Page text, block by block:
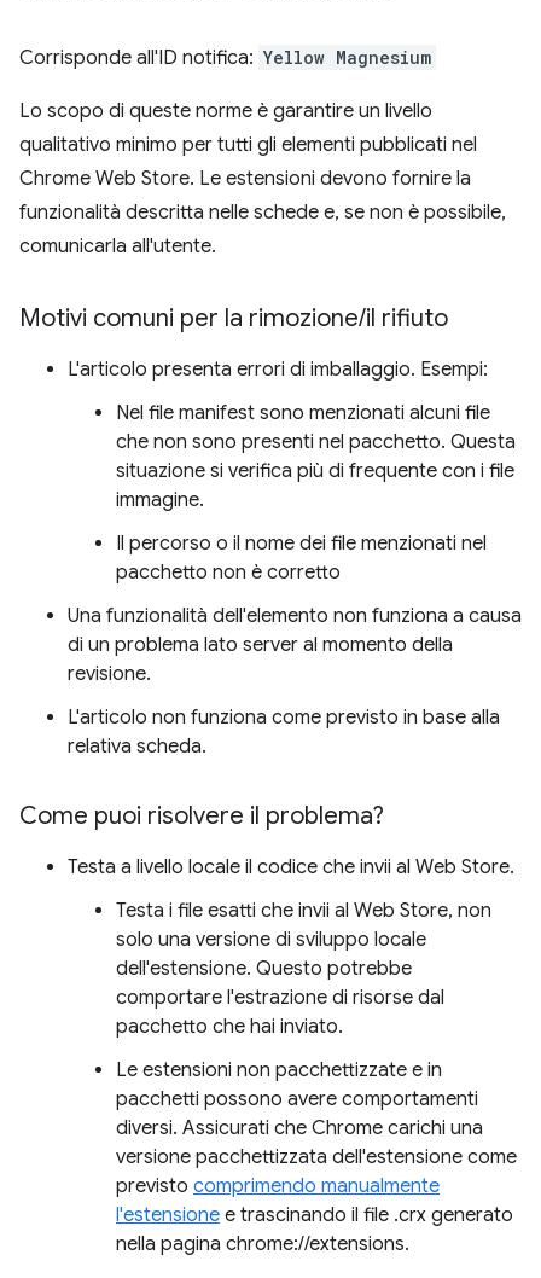
Corrisponde all'ID notifica: Yellow Magnesium
Lo scopo di queste norme è garantire un livello
qualitativo minimo per tutti gli elementi pubblicati nel
Chrome Web Store. Le estensioni devono fornire la
funzionalità descritta nelle schede e, se non è possibile,
comunicarla all'utente.
Motivi comuni per la rimozione/il rifiuto
L'articolo presenta errori di imballaggio. Esempi:
Nel file manifest sono menzionati alcuni file
che non sono presenti nel pacchetto. Questa
situazione si verifica più di frequente con i file
immagine.
Il percorso o il nome dei file menzionati nel
pacchetto non è corretto
Una funzionalità dell'elemento non funziona a causa
di un problema lato server al momento della
revisione.
L'articolo non funziona come previsto in base alla
relativa scheda.
Come puoi risolvere il problema?
Testa a livello locale il codice che invii al Web Store.
Testa i file esatti che invii al Web Store, non
solo una versione di sviluppo locale
dell'estensione. Questo potrebbe
comportare l'estrazione di risorse dal
pacchetto che hai inviato.
Le estensioni non pacchettizzate e in
pacchetti possono avere comportamenti
diversi. Assicurati che Chrome carichi una
versione pacchettizzata dell'estensione come
previsto comprimendo manualmente
l'estensione e trascinando il file .crx generato
nella pagina chrome://extensions.